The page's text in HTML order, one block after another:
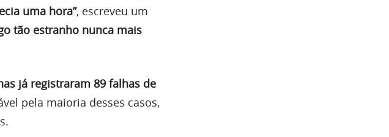
uma hora”, escreveu um
tão estranho nunca mais
já registraram 89 falhas de
pela maioria desses casos,